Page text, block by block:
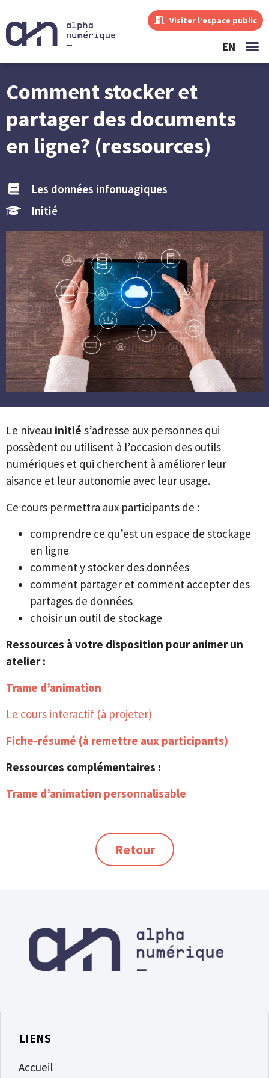
Visiter l’espace public
EN
Comment stocker et
partager des documents
en ligne? (ressources)
Les données infonuagiques
Initié
Le niveau initié s’adresse aux personnes qui
possèdent ou utilisent à l’occasion des outils
numériques et qui cherchent à améliorer leur
aisance et leur autonomie avec leur usage.
Ce cours permettra aux participants de :
comprendre ce qu’est un espace de stockage
en ligne
comment y stocker des données
comment partager et comment accepter des
partages de données
choisir un outil de stockage
Ressources à votre disposition pour animer un
atelier :
Trame d’animation
Le cours interactif (à projeter)
Fiche-résumé (à remettre aux participants)
Ressources complémentaires :
Trame d’animation personnalisable
Retour
LIENS
Accueil